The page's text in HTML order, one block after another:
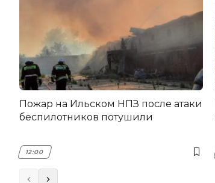
Пожар на Ильском НПЗ после атаки
беспилотников потушили
12:00